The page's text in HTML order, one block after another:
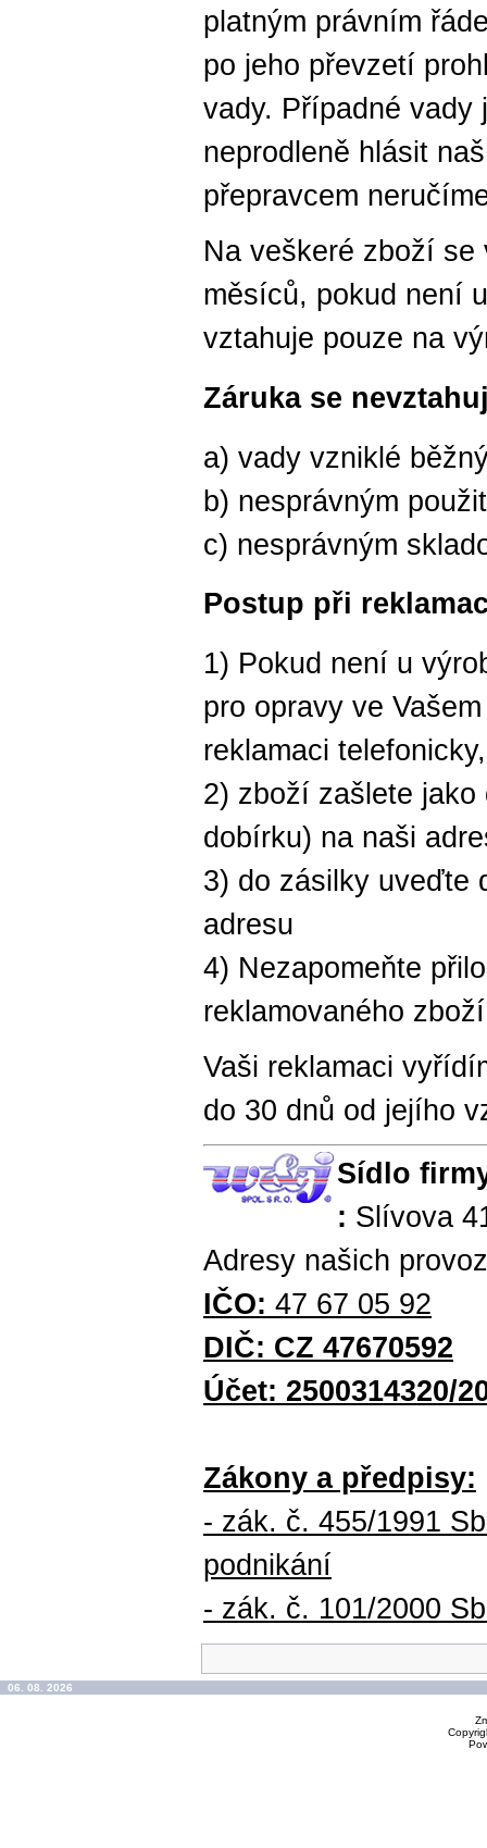
platným právním
po jeho převzetí
vady. Případné vady
neprodleně hlásit
přepravcem
Na veškeré zboží se
měsíců, pokud není
vztahuje pouze na
Záruka se
a) vady vzniklé
b) nesprávným
c) nesprávným
Postup při
1) Pokud není u
pro opravy ve
reklamaci
2) zboží zašlete
dobírku) na naši
3) do zásilky uveďte
adresu
4) Nezapomeňte
reklamovaného
Vaši reklamaci
do 30 dnů od jejího
Sídlo
: Slívova
Adresy našich
IČO: 47 67 05 92
DIČ: CZ 47670592
Účet: 2500314320/
Zákony a předpisy:
- zák. č. 455/1991
podnikání
- zák. č. 101/2000
06. 08. 2026